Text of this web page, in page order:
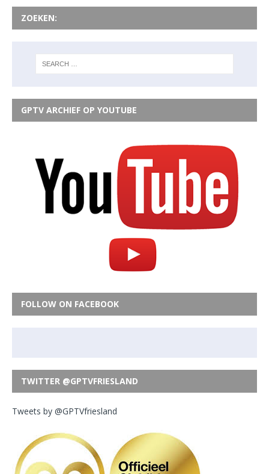
ZOEKEN:
GPTV ARCHIEF OP YOUTUBE
FOLLOW ON FACEBOOK
TWITTER @GPTVFRIESLAND
Tweets by @GPTVfriesland